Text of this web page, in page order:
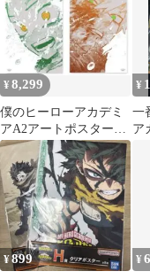
¥8,299
僕のヒーローアカデミ
アA2アートポスター2
枚セット【The
Beginning】
¥
一
ア
¥899 ¥